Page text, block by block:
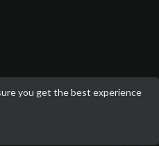
you get the best experience